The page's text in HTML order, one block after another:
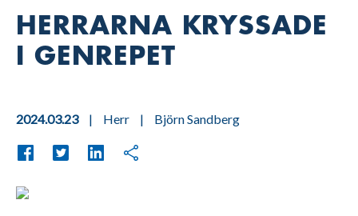
HERRARNA KRYSSADE
I GENREPET
2024.03.23 | Herr | Björn Sandberg